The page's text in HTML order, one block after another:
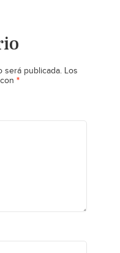
será publicada. Los
*